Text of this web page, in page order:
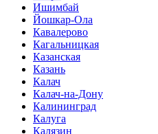
Ишимбай
Йошкар-Ола
Кавалерово
Кагальницкая
Казанская
Казань
Калач
Калач-на-Дону
Калининград
Калуга
Калязин